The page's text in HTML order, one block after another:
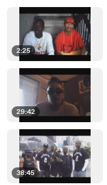
2:25
29:42
38:45